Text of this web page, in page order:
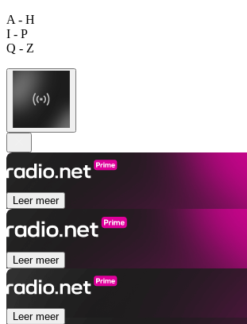
A - H
I - P
Q - Z
Leer meer
Leer meer
Leer meer